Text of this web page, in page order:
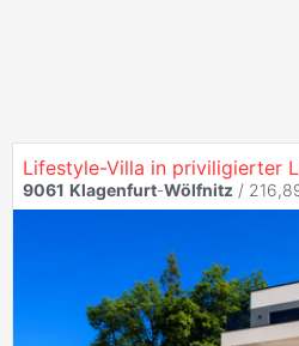
Lifestyle-Villa in priviligierter
9061 Klagenfurt-Wölfnitz /